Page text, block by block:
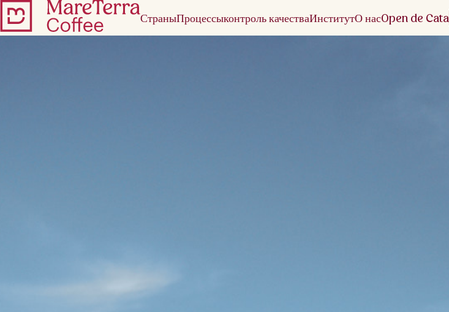
СтраныПроцессыконтроль качестваИнститутО насOpen de Cata